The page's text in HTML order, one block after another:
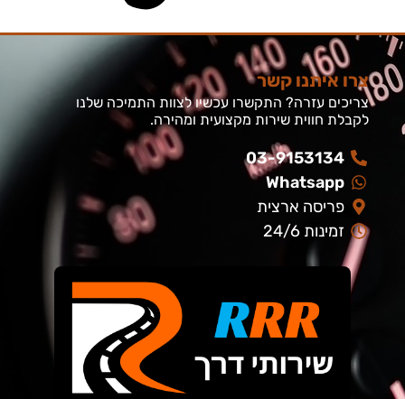
צרו איתנו קשר
צריכים עזרה? התקשרו עכשיו לצוות התמיכה שלנו
לקבלת חווית שירות מקצועית ומהירה.
03-9153134
Whatsapp
פריסה ארצית
זמינות 24/6